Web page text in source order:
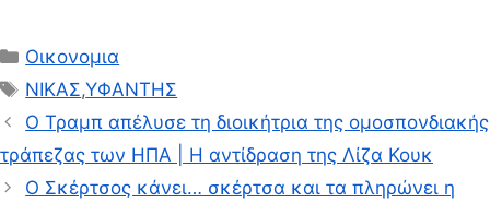
Κατηγορίες
Οικονομια
Ετικέτες
ΝΙΚΑΣ,ΥΦΑΝΤΗΣ
Ο Τραμπ απέλυσε τη διοικήτρια της ομοσπονδιακής
τράπεζας των ΗΠΑ | Η αντίδραση της Λίζα Κουκ
Ο Σκέρτσος κάνει… σκέρτσα και τα πληρώνει η